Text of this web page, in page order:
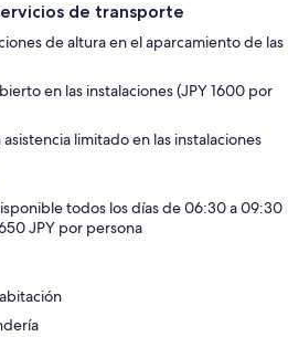
de transporte
de altura en el aparcamiento de las
en las instalaciones (JPY 1600 por
limitado en las instalaciones
todos los días de 06:30 a 09:30
JPY por persona